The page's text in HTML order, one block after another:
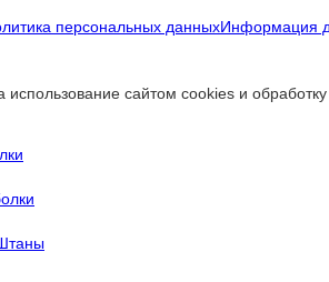
персональных данныхИнформация
сайтом cookies и